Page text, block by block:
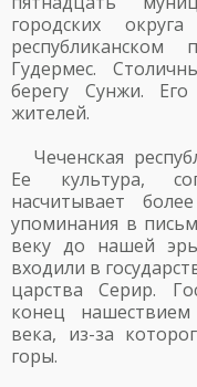
городских
республиканском
Гудермес.
берегу Сунжи.
жителей.
Чеченская
Ее культура,
насчитывает
упоминания в
веку до нашей
входили в
царства Серир.
конец нашествием
века, из-за
горы.